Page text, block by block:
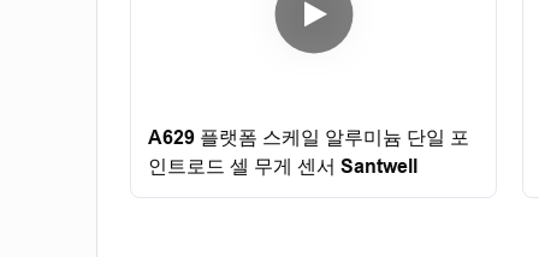
A629 플랫폼 스케일 알루미늄 단일 포
인트로드 셀 무게 센서 Santwell